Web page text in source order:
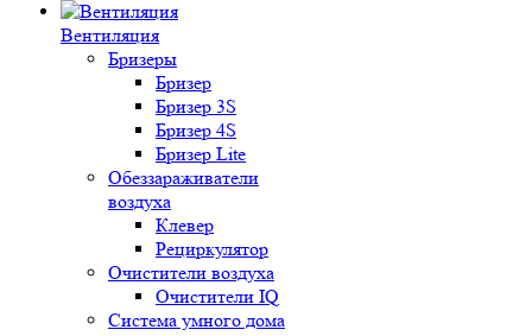
Вентиляция
Бризеры
Бризер
Бризер 3S
Бризер 4S
Бризер Lite
Обеззараживатели
воздуха
Клевер
Рециркулятор
Очистители воздуха
Очистители IQ
Система умного дома